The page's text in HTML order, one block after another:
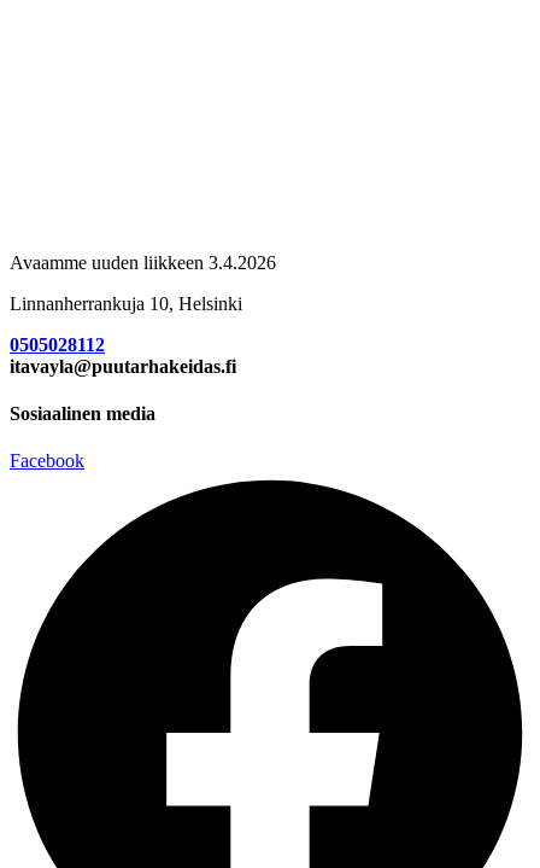
Avaamme uuden liikkeen 3.4.2026
Linnanherrankuja 10, Helsinki
0505028112
itavayla@puutarhakeidas.fi
Sosiaalinen media
Facebook